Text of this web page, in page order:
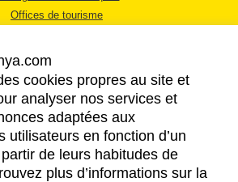
Offices de tourisme
MENTIONS LÉGALES
DE CONFIDENTIALITÉ
COOKIES
cookies propres au site et
analyser nos services et
adaptées aux
utilisateurs en fonction d’un
de leurs habitudes de
plus d’informations sur la